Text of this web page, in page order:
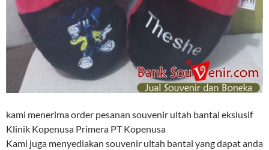
kami menerima order pesanan souvenir ultah bantal ekslusif
Klinik Kopenusa Primera PT Kopenusa
Kami juga menyediakan souvenir ultah bantal yang dapat anda